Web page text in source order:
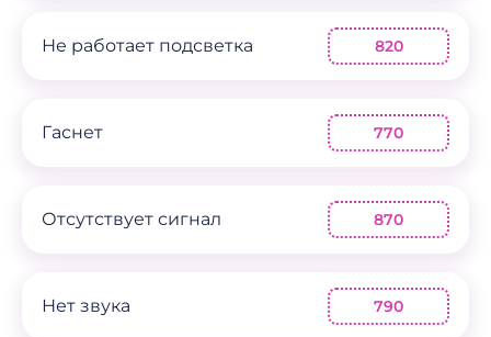
Не работает подсветка 820
Гаснет 770
Отсутствует сигнал 870
Нет звука 790